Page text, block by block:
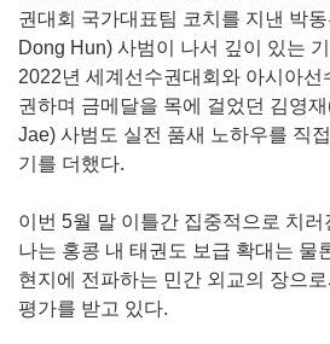
권대회 국가대표팀 코치를 지낸 박
Dong Hun) 사범이 나서 깊이 있는
2022년 세계선수권대회와 아시아선
권하며 금메달을 목에 걸었던 김영
Jae) 사범도 실전 품새 노하우를 직
기를 더했다.
이번 5월 말 이틀간 집중적으로 치러
나는 홍콩 내 태권도 보급 확대는 물
현지에 전파하는 민간 외교의 장으
평가를 받고 있다.